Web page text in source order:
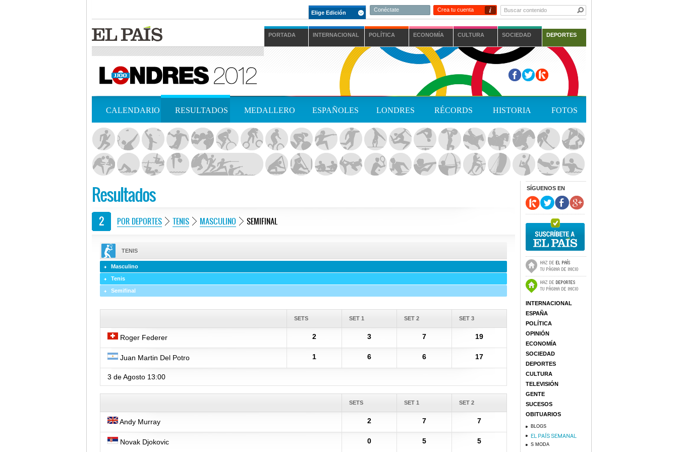
Elige Edición Conéctate Crea tu cuenta i
PORTADA INTERNACIONAL POLÍTICA ECONOMÍA CULTURA SOCIEDAD DEPORTES
CALENDARIO RESULTADOS MEDALLERO ESPAÑOLES LONDRES RÉCORDS HISTORIA FOTOS
Resultados
POR DEPORTES TENIS MASCULINO SEMIFINAL
TENIS
Masculino
Tenis
Semifinal
SETS SET 1 SET 2 SET 3
Roger Federer 2 3 7 19
Juan Martin Del Potro 1 6 6 17
3 de Agosto 13:00
SETS SET 1 SET 2
Andy Murray 2 7 7
Novak Djokovic 0 5 5
SÍGUENOS EN
INTERNACIONAL
ESPAÑA
POLÍTICA
OPINIÓN
ECONOMÍA
SOCIEDAD
DEPORTES
CULTURA
TELEVISIÓN
GENTE
SUCESOS
OBITUARIOS
BLOGS
S MODA